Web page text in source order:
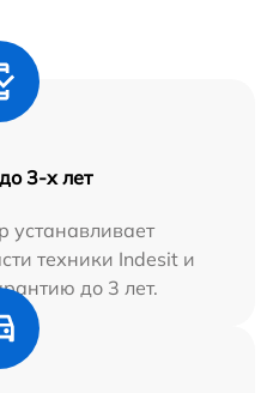
3-х лет
устанавливает
техники Indesit и
до 3 лет.